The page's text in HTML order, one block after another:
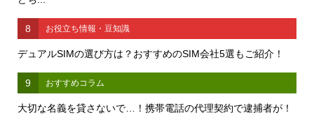
8 お役立ち情報・豆知識
デュアルSIMの選び方は？おすすめのSIM会社5選もご紹介！
9 おすすめコラム
大切な名義を貸さないで…！携帯電話の代理契約で逮捕者が！